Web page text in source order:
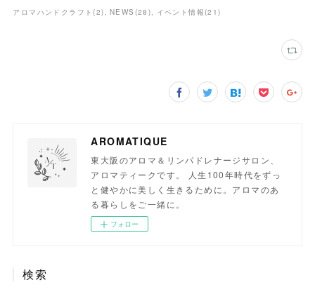
アロマハンドクラフト(2) NEWS (28 ) イベント情報(21)
AROMATIQUE
東大阪のアロマ＆リンパドレナージサロン、
アロマティークです。 人生100年時代をずっ
と健やかに美しく生きるために。アロマのあ
る暮らしをご一緒に。
フォロー
検索